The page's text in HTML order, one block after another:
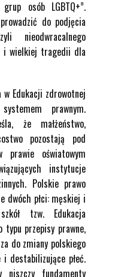
osób LGBTQ+”.
do podjęcia
nieodwracalnego
i wielkiej tragedii dla
Edukacji zdrowotnej
prawnym.
że małżeństwo,
pozostają pod
prawie oświatowym
instytucje
Polskie prawo
dwóch płci: męskiej i
tzw. Edukacja
typu przepisy prawne,
do zmiany polskiego
destabilizujące płeć.
fundamenty